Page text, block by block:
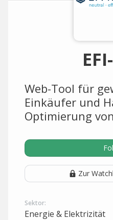
Web-Tool für
Einkäufer und
Optimierung
Zur
Sektor:
Energie & Elektrizität